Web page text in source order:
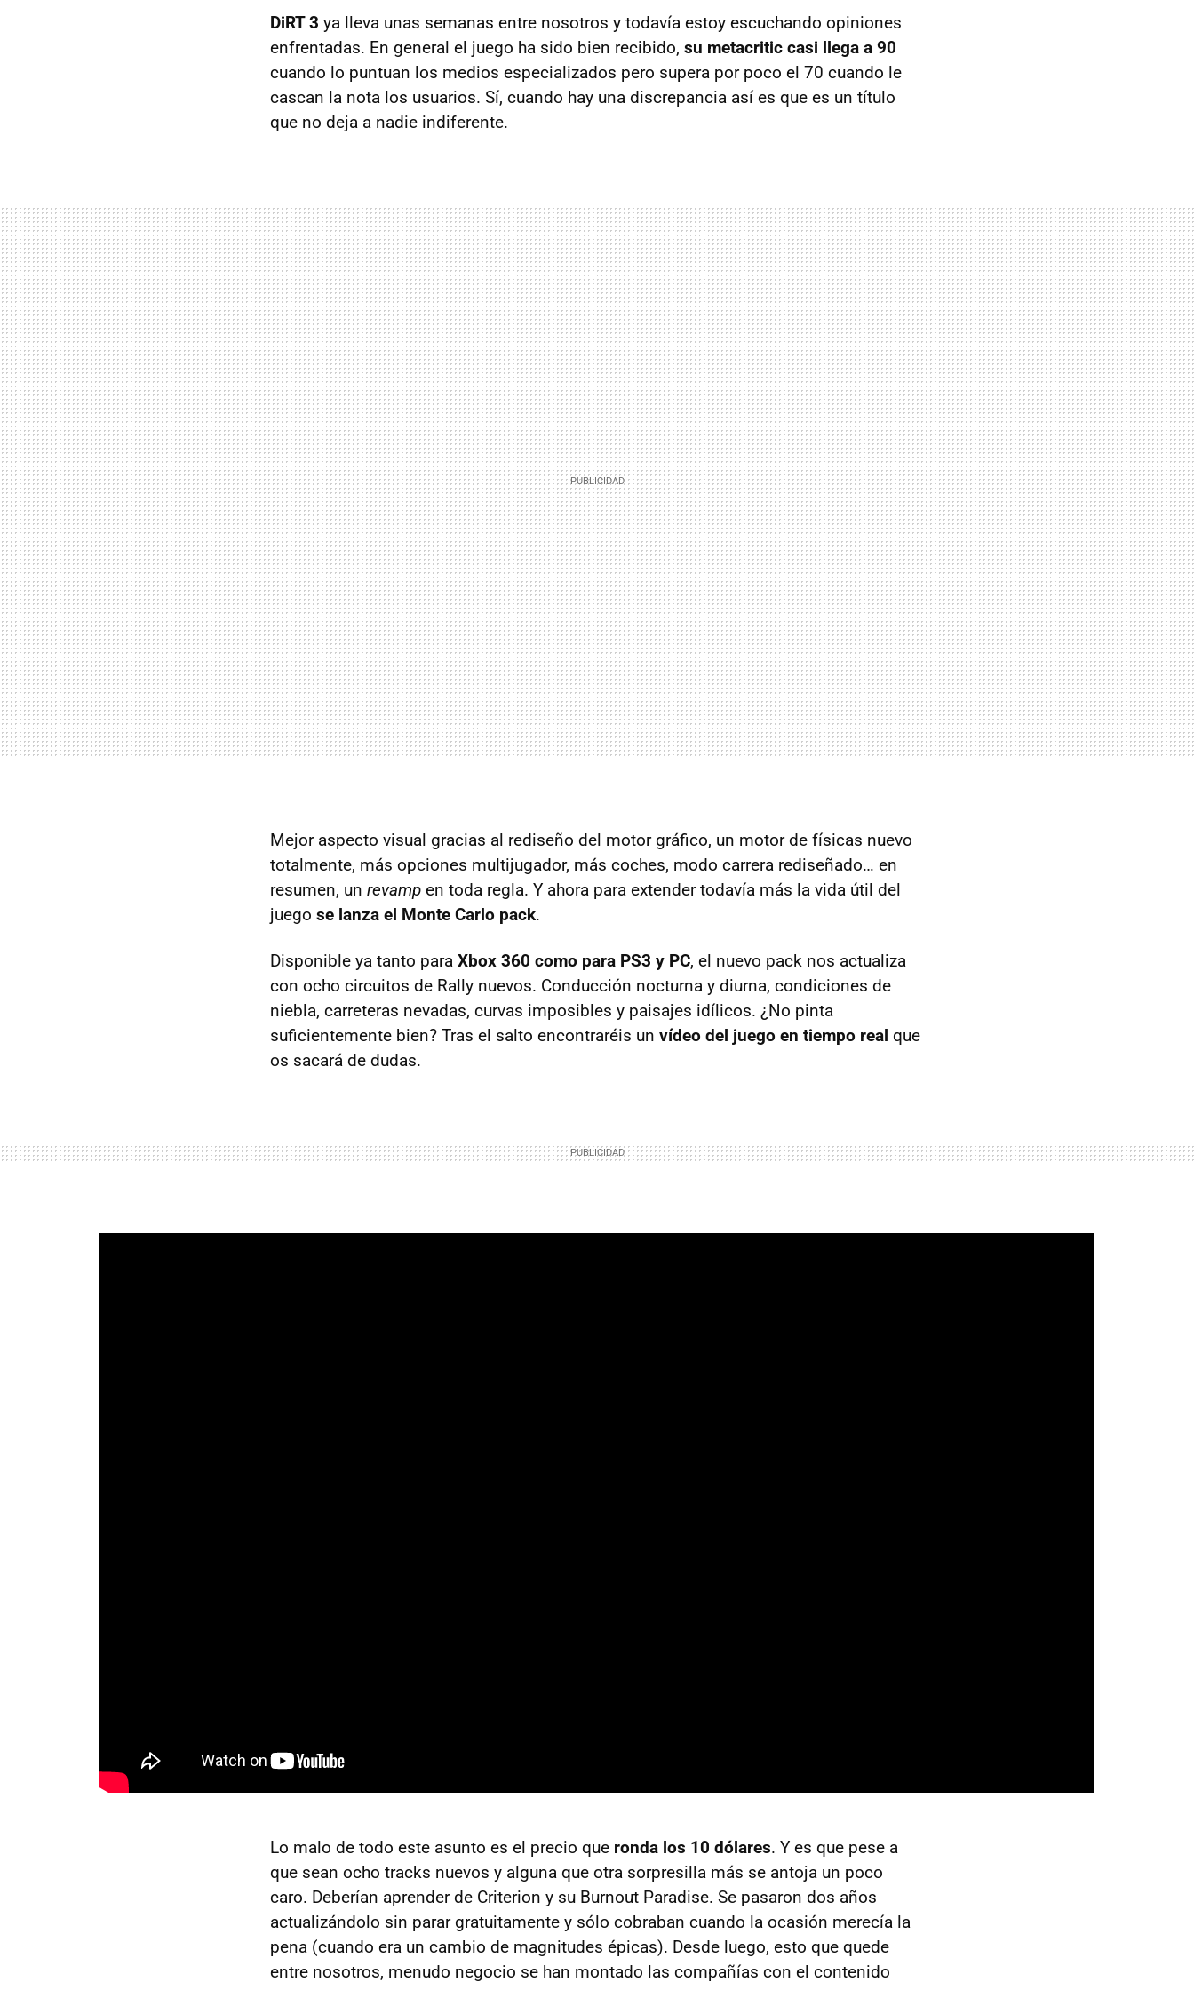
DiRT 3 ya lleva unas semanas entre nosotros y todavía estoy escuchando opiniones
enfrentadas. En general el juego ha sido bien recibido, su metacritic casi llega a 90
cuando lo puntuan los medios especializados pero supera por poco el 70 cuando le
cascan la nota los usuarios. Sí, cuando hay una discrepancia así es que es un título
que no deja a nadie indiferente.
Mejor aspecto visual gracias al rediseño del motor gráfico, un motor de físicas nuevo
totalmente, más opciones multijugador, más coches, modo carrera rediseñado… en
resumen, un revamp en toda regla. Y ahora para extender todavía más la vida útil del
juego se lanza el Monte Carlo pack.
Disponible ya tanto para Xbox 360 como para PS3 y PC, el nuevo pack nos actualiza
con ocho circuitos de Rally nuevos. Conducción nocturna y diurna, condiciones de
niebla, carreteras nevadas, curvas imposibles y paisajes idílicos. ¿No pinta
suficientemente bien? Tras el salto encontraréis un vídeo del juego en tiempo real que
os sacará de dudas.
Lo malo de todo este asunto es el precio que ronda los 10 dólares. Y es que pese a
que sean ocho tracks nuevos y alguna que otra sorpresilla más se antoja un poco
caro. Deberían aprender de Criterion y su Burnout Paradise. Se pasaron dos años
actualizándolo sin parar gratuitamente y sólo cobraban cuando la ocasión merecía la
pena (cuando era un cambio de magnitudes épicas). Desde luego, esto que quede
entre nosotros, menudo negocio se han montado las compañías con el contenido